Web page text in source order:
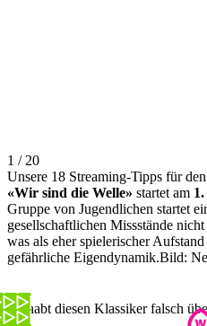
1 / 20
Unsere 18 Streaming-Tipps für
«Wir sind die Welle» startet am
Gruppe von Jugendlichen startet
gesellschaftlichen Missstände
was als eher spielerischer
gefährliche Eigendynamik.Bild:
Ihr habt diesen Klassiker falsch